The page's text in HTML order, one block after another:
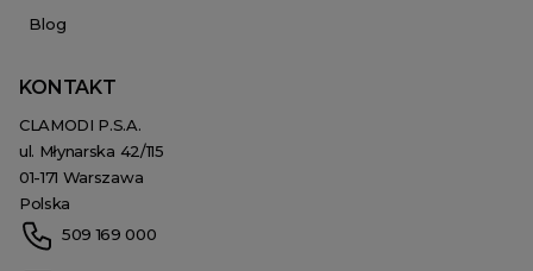
Blog
KONTAKT
CLAMODI P.S.A.
ul. Młynarska 42/115
01-171 Warszawa
Polska
509 169 000